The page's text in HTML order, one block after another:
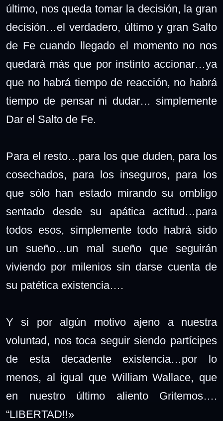
último, nos queda tomar la decisión, la gran
decisión…el verdadero, último y gran Salto
de Fe cuando llegado el momento no nos
quedará más que por instinto accionar…ya
que no habrá tiempo de reacción, no habrá
tiempo de pensar ni dudar… simplemente
Dar el Salto de Fe.
Para el resto…para los que duden, para los
cosechados, para los inseguros, para los
que sólo han estado mirando su ombligo
sentado desde su apática actitud…para
todos esos, simplemente todo habrá sido
un sueño…un mal sueño que seguirán
viviendo por milenios sin darse cuenta de
su patética existencia….
Y si por algún motivo ajeno a nuestra
voluntad, nos toca seguir siendo partícipes
de esta decadente existencia…por lo
menos, al igual que William Wallace, que
en nuestro último aliento Gritemos….
“LIBERTAD!!»